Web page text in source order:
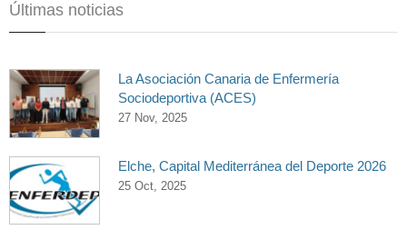
Últimas noticias
La Asociación Canaria de Enfermería
Sociodeportiva (ACES)
27 Nov, 2025
Elche, Capital Mediterránea del Deporte 2026
25 Oct, 2025